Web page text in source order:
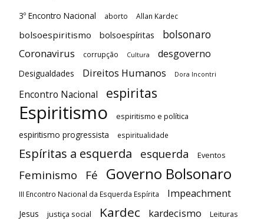
3º Encontro Nacional aborto Allan Kardec
bolsoespiritismo bolsoespíritas bolsonaro
Coronavirus corrupção Cultura desgoverno
Desigualdades Direitos Humanos Dora Incontri
Encontro Nacional espiritas
Espiritismo espiritismo e política
espiritismo progressista espiritualidade
Espíritas a esquerda esquerda Eventos
Feminismo Fé Governo Bolsonaro
III Encontro Nacional da Esquerda Espírita Impeachment
Jesus justiça social Kardec kardecismo Leituras